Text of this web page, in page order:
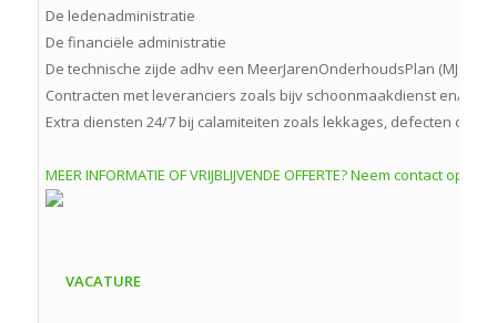
De ledenadministratie
De financiële administratie
De technische zijde adhv een MeerJarenOnderhoudsPlan (MJOP)
Contracten met leveranciers zoals bijv schoonmaakdienst en/of
Extra diensten 24/7 bij calamiteiten zoals lekkages, defecten of
MEER INFORMATIE OF VRIJBLIJVENDE OFFERTE? Neem contact op!
VACATURE